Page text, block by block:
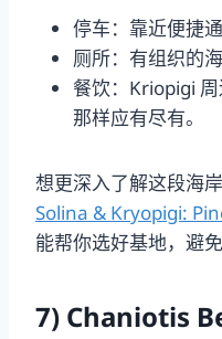
停车：靠近便捷
厕所：有组织的
餐饮：Kriopigi
那样应有尽有。
想更深入了解这段海
Solina & Kryopigi:
能帮你选好基地，避
7) Chaniotis